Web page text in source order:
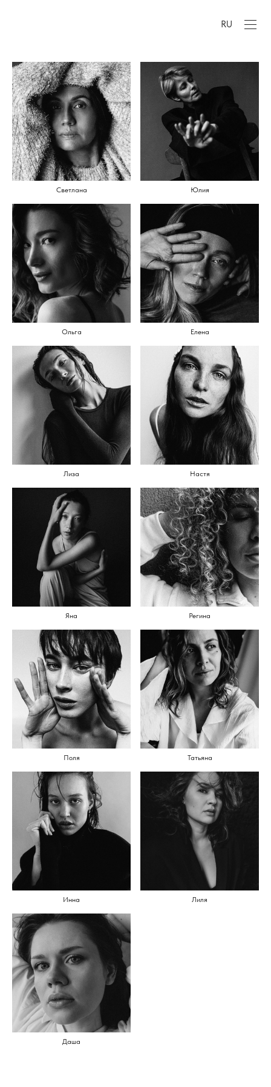
RU
Светлана Юлия
Ольга Елена
Лиза Настя
Яна Регина
Поля Татьяна
Инна Лиля
Даша